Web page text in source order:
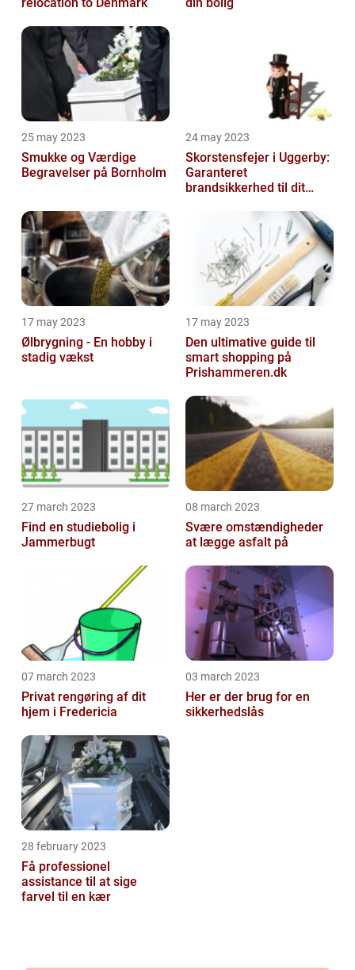
25 may 2023
Smukke og Værdige
Begravelser på Bornholm
24 may 2023
Skorstensfejer i Uggerby:
Garanteret
brandsikkerhed til dit
17 may 2023
Ølbrygning - En hobby i
stadig vækst
17 may 2023
Den ultimative guide til
smart shopping på
Prishammeren.dk
27 march 2023
Find en studiebolig i
Jammerbugt
08 march 2023
Svære omstændigheder
at lægge asfalt på
07 march 2023
Privat rengøring af dit
hjem i Fredericia
03 march 2023
Her er der brug for en
sikkerhedslås
28 february 2023
Få professionel
assistance til at sige
farvel til en kær